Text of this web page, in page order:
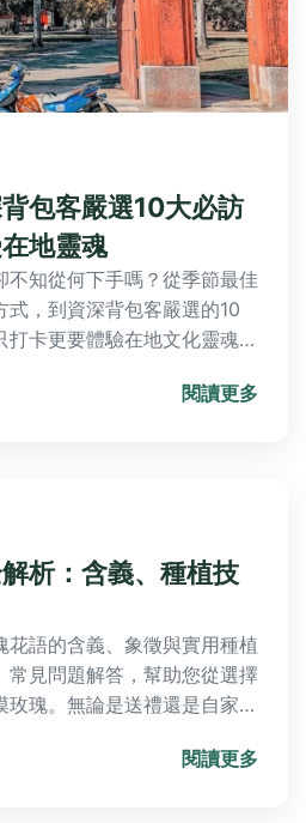
包客嚴選10大必訪
地靈魂
不知從何下手嗎？從季節最佳
式，到資深背包客嚴選的10
卡更要體驗在地文化靈魂。
兩天一夜實測行程規劃、預算
閱讀更多
析：含義、種植技
花語的含義、象徵與實用種植
常見問題解答，幫助您從選擇
瑰。無論是送禮還是自家栽
閱讀更多